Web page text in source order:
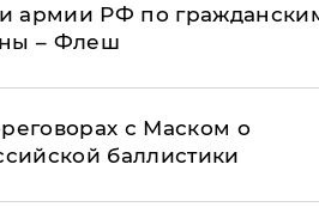
армии РФ по
– Флеш
с Маском о
баллистики